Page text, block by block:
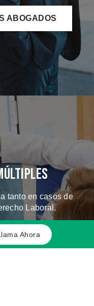
ABOGADOS
tanto en casos de
Laboral.
QUE
Ahora